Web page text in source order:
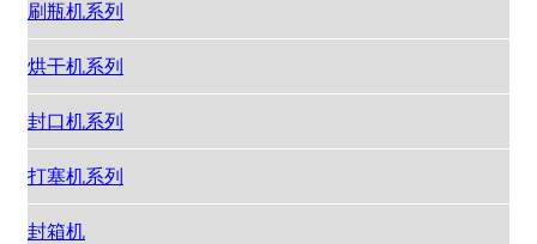
刷瓶机系列
烘干机系列
封口机系列
打塞机系列
封箱机